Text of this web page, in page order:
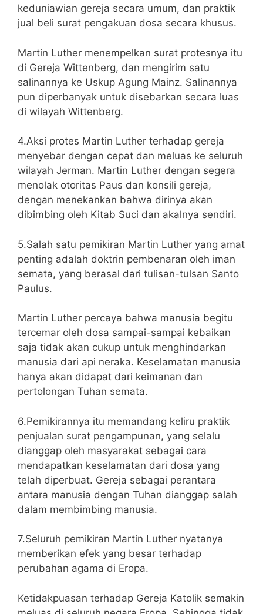
keduniawian gereja secara umum, dan praktik
jual beli surat pengakuan dosa secara khusus.
Martin Luther menempelkan surat protesnya itu
di Gereja Wittenberg, dan mengirim satu
salinannya ke Uskup Agung Mainz. Salinannya
pun diperbanyak untuk disebarkan secara luas
di wilayah Wittenberg.
4.Aksi protes Martin Luther terhadap gereja
menyebar dengan cepat dan meluas ke seluruh
wilayah Jerman. Martin Luther dengan segera
menolak otoritas Paus dan konsili gereja,
dengan menekankan bahwa dirinya akan
dibimbing oleh Kitab Suci dan akalnya sendiri.
5.Salah satu pemikiran Martin Luther yang amat
penting adalah doktrin pembenaran oleh iman
semata, yang berasal dari tulisan-tulsan Santo
Paulus.
Martin Luther percaya bahwa manusia begitu
tercemar oleh dosa sampai-sampai kebaikan
saja tidak akan cukup untuk menghindarkan
manusia dari api neraka. Keselamatan manusia
hanya akan didapat dari keimanan dan
pertolongan Tuhan semata.
6.Pemikirannya itu memandang keliru praktik
penjualan surat pengampunan, yang selalu
dianggap oleh masyarakat sebagai cara
mendapatkan keselamatan dari dosa yang
telah diperbuat. Gereja sebagai perantara
antara manusia dengan Tuhan dianggap salah
dalam membimbing manusia.
7.Seluruh pemikiran Martin Luther nyatanya
memberikan efek yang besar terhadap
perubahan agama di Eropa.
Ketidakpuasan terhadap Gereja Katolik semakin